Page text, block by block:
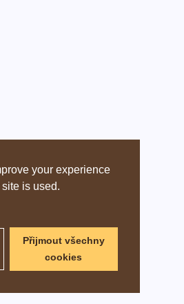
your experience
is used.
Přijmout všechny
cookies